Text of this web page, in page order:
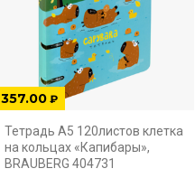
357.00 ₽
Тетрадь А5 120листов клетка
на кольцах «Капибары»,
BRAUBERG 404731